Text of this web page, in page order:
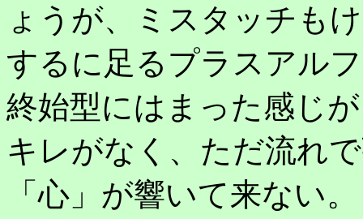
ょうが、ミスタッチも
するに足るプラスアル
終始型にはまった感じ
キレがなく、ただ流れ
「心」が響いて来ない